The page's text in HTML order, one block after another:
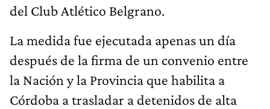
del Club Atlético Belgrano.
La medida fue ejecutada apenas un día
después de la firma de un convenio entre
la Nación y la Provincia que habilita a
Córdoba a trasladar a detenidos de alta